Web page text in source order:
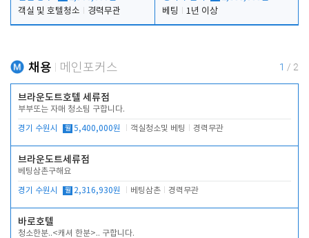
객실 및 호텔청소
경력무관
베팅
1년 이상
채용 메인포커스 1 / 2
브라운도트호텔 세류점
부부또는 자매 청소팀 구합니다.
경기 수원시 월 5,400,000원 객실청소및 베팅 경력무관
브라운도트세류점
베팅삼촌구해요
경기 수원시 월 2,316,930원 베팅삼촌 경력무관
바로호텔
청소한분..<캐셔 한분>.. 구합니다.